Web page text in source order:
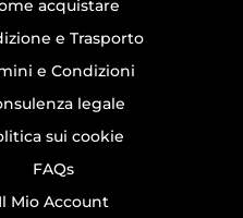
acquistare
e Trasporto
e Condizioni
legale
sui cookie
FAQs
Mio Account